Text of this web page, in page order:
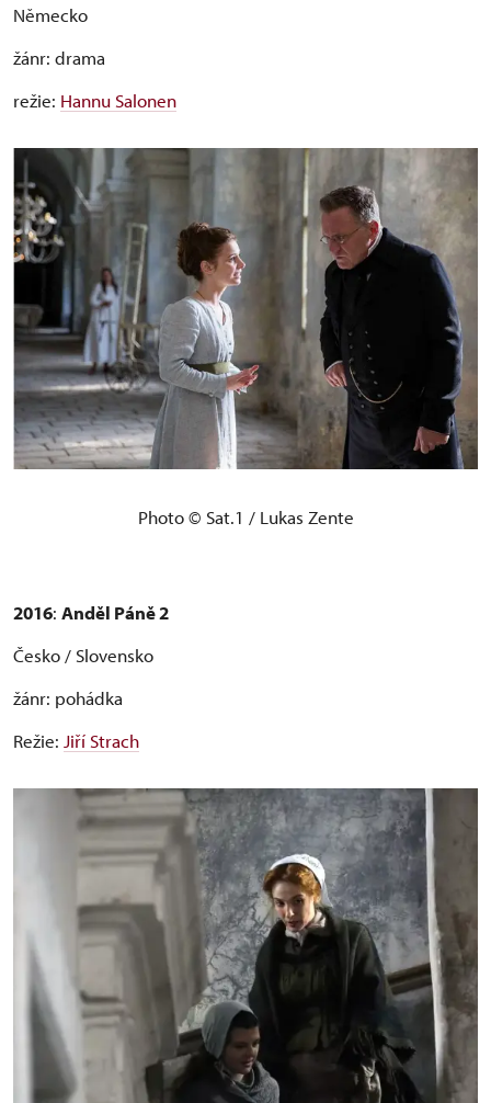
Německo
žánr: drama
režie: Hannu Salonen
Photo © Sat.1 / Lukas Zente
2016: Anděl Páně 2
Česko / Slovensko
žánr: pohádka
Režie: Jiří Strach